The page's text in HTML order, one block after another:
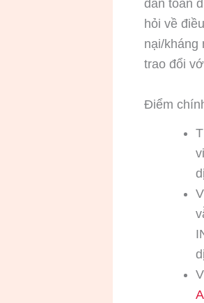
dẫn toàn
hỏi về
nại/kháng
trao đổi
Điểm